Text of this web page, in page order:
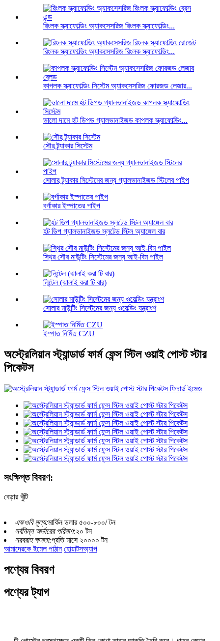
রিংলক স্ক্যাফোল্ডিং অ্যাকসেসরিজ রিংলক স্ক্যাফোল্ডিং...
রিংলক স্ক্যাফোল্ডিং অ্যাকসেসরিজ রিংলক স্ক্যাফোল্ডিং...
কাপলক স্ক্যাফোল্ডিং সিস্টেম অ্যাকসেসরিজ ফোরজড লেজার...
ভালো দামে হট ডিপড গ্যালভানাইজড কাপলক স্ক্যাফোল্ডিং...
সৌর ট্র্যাকার সিস্টেম
সোলার ট্র্যাকার সিস্টেমের জন্য গ্যালভানাইজড স্টিলের পাইপ
বর্গাকার ইস্পাতের পাইপ
হট ডিপ গ্যালভানাইজড স্লটেড স্টিল অ্যাঙ্গেল বার
স্থির সৌর মাউন্টিং সিস্টেমের জন্য আই-বিম পাইল
লিন্টেল (ঝালাই করা টি বার)
সোলার মাউন্টিং সিস্টেমের জন্য ওয়েল্ডিং যন্ত্রাংশ
ইস্পাত নির্মিত CZU
অস্ট্রেলিয়ান স্ট্যান্ডার্ড ফার্ম ফেন্স স্টিল ওয়াই পোস্ট স্টার
পিকেটস
সংক্ষিপ্ত বিবরণ:
বেড়ার খুঁটি
এফওবি মূল্য:মার্কিন ডলার ৫০০-৮০০/ টন
সর্বনিম্ন অর্ডারের পরিমাণ:২০ টন
সরবরাহ ক্ষমতা:প্রতি মাসে ২০০০০ টন
আমাদেরকে ইমেল পাঠান হোয়াটসঅ্যাপ
পণ্যের বিবরণ
পণ্যের ট্যাগ